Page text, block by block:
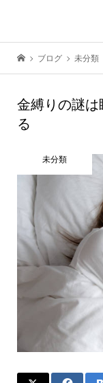
ブログ 未分類
金縛りの謎
る
未分類